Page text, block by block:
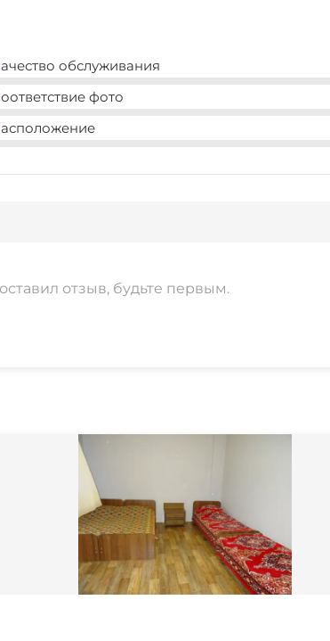
обслуживания
фото
отзыв, будьте первым.